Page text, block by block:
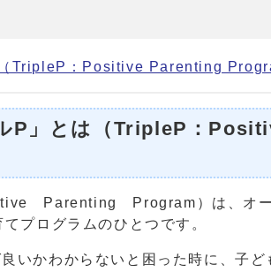
TripleP：Positive Parenting
P」とは（TripleP：
Parenting Program）は、オー
てプログラムのひとつです。
かわからないと困った時に、子ど